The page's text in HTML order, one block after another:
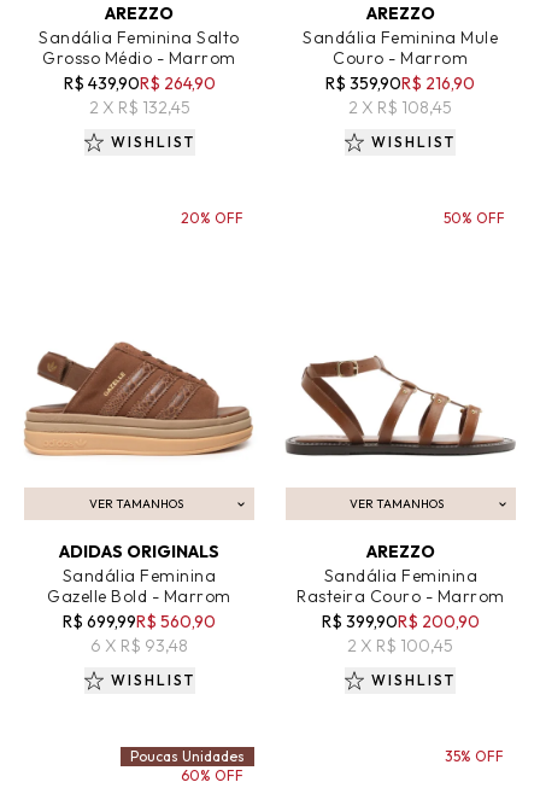
AREZZO
Sandália Feminina Salto
Grosso Médio - Marrom
R$ 439,90R$ 264,90
2 X R$ 132,45
WISHLIST
AREZZO
Sandália Feminina Mule
Couro - Marrom
R$ 359,90R$ 216,90
2 X R$ 108,45
WISHLIST
VER TAMANHOS
ADICIONAR AO CARRINHO
ADIDAS ORIGINALS
Sandália Feminina
Gazelle Bold - Marrom
R$ 699,99R$ 560,90
6 X R$ 93,48
20% OFF
WISHLIST
VER TAMANHOS
ADICIONAR AO CARRINHO
AREZZO
Sandália Feminina
Rasteira Couro - Marrom
R$ 399,90R$ 200,90
2 X R$ 100,45
50% OFF
WISHLIST
Poucas Unidades
60% OFF
35% OFF